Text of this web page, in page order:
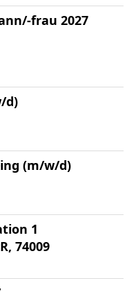
frau 2027
d)
(m/w/d)
1
74009